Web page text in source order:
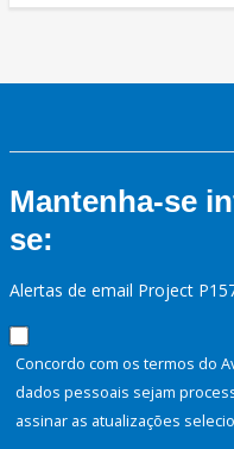
Mantenha-se
se:
Alertas de email Project
Concordo com os termos do
dados pessoais sejam
assinar as atualizações